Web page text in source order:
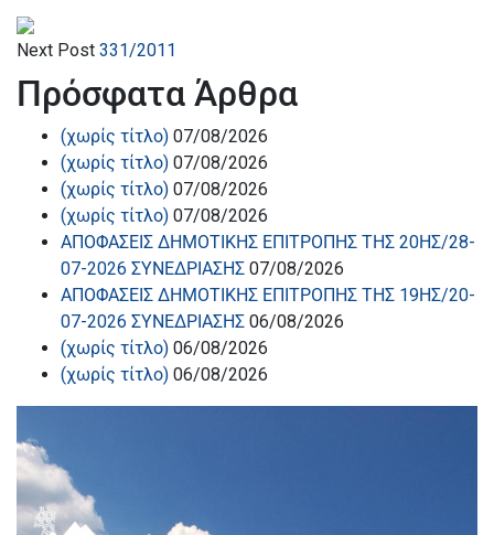
Next Post 331/2011
Πρόσφατα Άρθρα
(χωρίς τίτλο) 07/08/2026
(χωρίς τίτλο) 07/08/2026
(χωρίς τίτλο) 07/08/2026
(χωρίς τίτλο) 07/08/2026
ΑΠΟΦΑΣΕΙΣ ΔΗΜΟΤΙΚΗΣ ΕΠΙΤΡΟΠΗΣ ΤΗΣ 20ΗΣ/28-
07-2026 ΣΥΝΕΔΡΙΑΣΗΣ 07/08/2026
ΑΠΟΦΑΣΕΙΣ ΔΗΜΟΤΙΚΗΣ ΕΠΙΤΡΟΠΗΣ ΤΗΣ 19ΗΣ/20-
07-2026 ΣΥΝΕΔΡΙΑΣΗΣ 06/08/2026
(χωρίς τίτλο) 06/08/2026
(χωρίς τίτλο) 06/08/2026